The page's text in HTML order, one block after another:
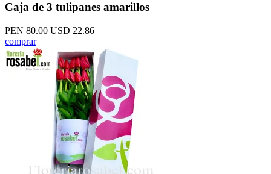
Caja de 3 tulipanes amarillos
PEN 80.00 USD 22.86
comprar